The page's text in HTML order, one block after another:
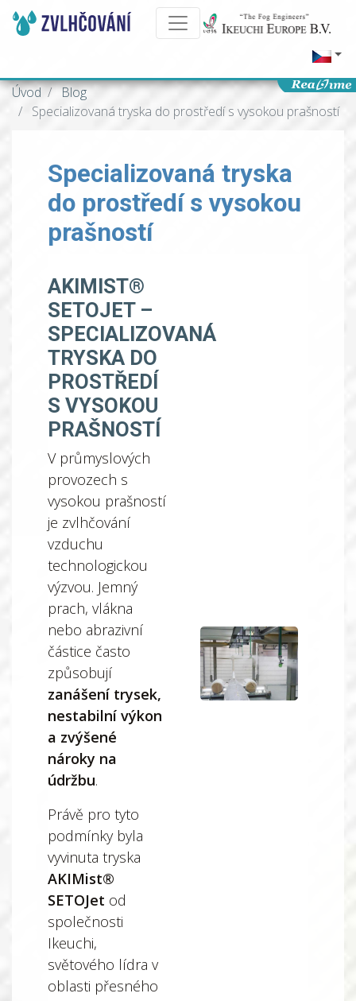
Úvod
Blog
Specializovaná tryska do prostředí s vysokou prašností
Specializovaná tryska
do prostředí s vysokou
prašností
AKIMIST®
SETOJET –
SPECIALIZOVANÁ
TRYSKA DO
PROSTŘEDÍ
S VYSOKOU
PRAŠNOSTÍ
V průmyslových
provozech s
vysokou prašností
je zvlhčování
vzduchu
technologickou
výzvou. Jemný
prach, vlákna
nebo abrazivní
částice často
způsobují
zanášení trysek,
nestabilní výkon
a zvýšené
nároky na
údržbu.
Právě pro tyto
podmínky byla
vyvinuta tryska
AKIMist®
SETOJet od
společnosti
Ikeuchi,
světového lídra v
oblasti přesného